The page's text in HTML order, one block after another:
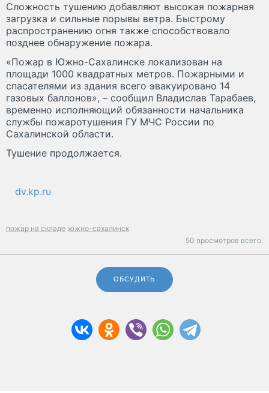
Сложность тушению добавляют высокая пожарная
загрузка и сильные порывы ветра. Быстрому
распространению огня также способствовало
позднее обнаружение пожара.
«Пожар в Южно-Сахалинске локализован на
площади 1000 квадратных метров. Пожарными и
спасателями из здания всего эвакуировано 14
газовых баллонов», – сообщил Владислав Тарабаев,
временно исполняющий обязанности начальника
службы пожаротушения ГУ МЧС России по
Сахалинской области.
Тушение продолжается.
dv.kp.ru
пожар на складе южно-сахалинск
50 просмотров всего.
ОБСУДИТЬ